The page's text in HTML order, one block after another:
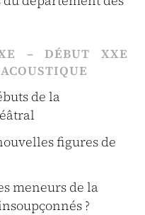
– DÉBUT XXE
de la
figures de
meneurs de la
?